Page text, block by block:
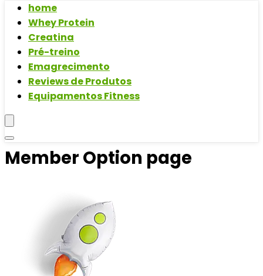
home
Whey Protein
Creatina
Pré-treino
Emagrecimento
Reviews de Produtos
Equipamentos Fitness
Member Option page